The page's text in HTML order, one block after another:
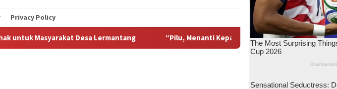
Privacy Policy
“Pilu, Menanti Kepastian Pembayaran yang tak kunjung tiba, ex Karyawan TMP